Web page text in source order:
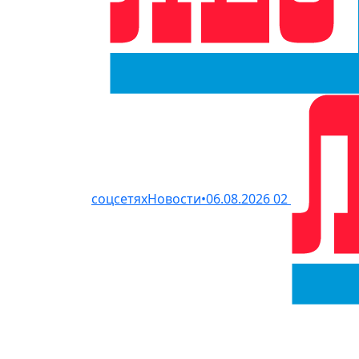
соцсетяхНовости•06.08.202602